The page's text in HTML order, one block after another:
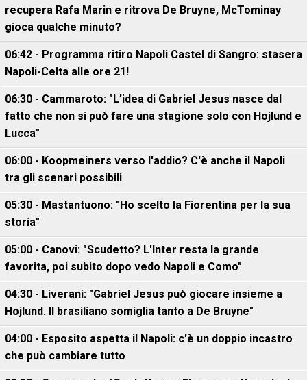
recupera Rafa Marin e ritrova De Bruyne, McTominay
gioca qualche minuto?
06:42 - Programma ritiro Napoli Castel di Sangro: stasera
Napoli-Celta alle ore 21!
06:30 - Cammaroto: "L’idea di Gabriel Jesus nasce dal
fatto che non si può fare una stagione solo con Hojlund e
Lucca"
06:00 - Koopmeiners verso l'addio? C'è anche il Napoli
tra gli scenari possibili
05:30 - Mastantuono: "Ho scelto la Fiorentina per la sua
storia"
05:00 - Canovi: "Scudetto? L'Inter resta la grande
favorita, poi subito dopo vedo Napoli e Como"
04:30 - Liverani: "Gabriel Jesus può giocare insieme a
Hojlund. Il brasiliano somiglia tanto a De Bruyne"
04:00 - Esposito aspetta il Napoli: c'è un doppio incastro
che può cambiare tutto